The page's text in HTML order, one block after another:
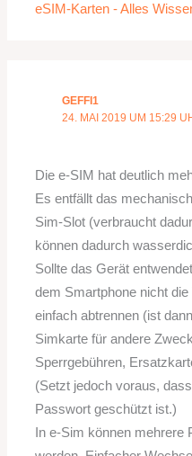
eSIM-Karten - Alles
GEFFI1
24. MAI 2019 UM 15:29
Die e-SIM hat deutlich
Es entfällt das
Sim-Slot (verbraucht
können dadurch
Sollte das Gerät
dem Smartphone nicht
einfach abtrennen (ist
Simkarte für andere
Sperrgebühren,
(Setzt jedoch voraus,
Passwort geschützt ist.)
In e-Sim können mehrere